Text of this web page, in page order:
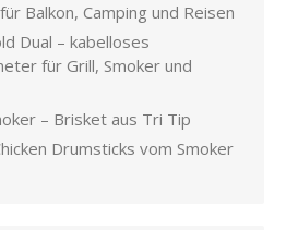
Balkon, Camping und Reisen
Dual – kabelloses
für Grill, Smoker und
– Brisket aus Tri Tip
Drumsticks vom Smoker